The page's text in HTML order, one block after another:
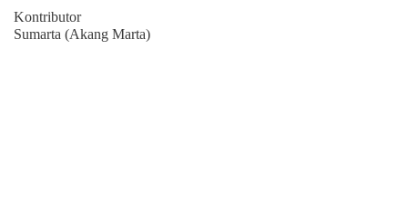
Kontributor
Sumarta (Akang Marta)